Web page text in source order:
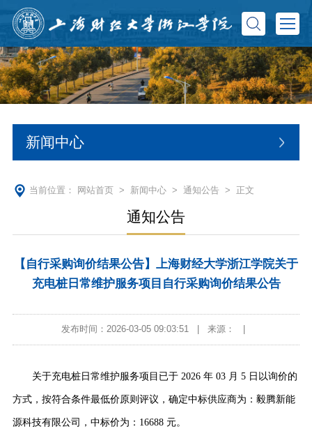
新闻中心
当前位置： 网站首页> 新闻中心> 通知公告> 正文
通知公告
【自行采购询价结果公告】上海财经大学浙江学院关于
充电桩日常维护服务项目自行采购询价结果公告
发布时间：2026-03-05 09:03:51 来源：
关于充电桩日常维护服务项目已于 2026 年 03 月 5 日以询价的
方式，按符合条件最低价原则评议，确定中标供应商为：毅腾新能
源科技有限公司，中标价为：16688 元。